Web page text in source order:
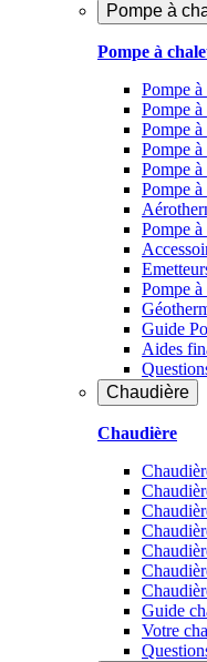
Pompe à
Pompe à
Pompe à
Pompe
Pompe
Pompe à
Pompe
Pompe
Pompe
Pompe
Guide
Aides
Chaudière
Chaudière
Guide
Votre